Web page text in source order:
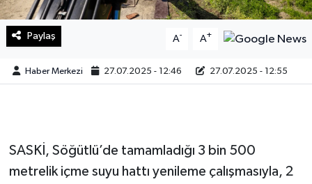
Paylaş A- A+
Haber Merkezi 27.07.2025 - 12:46 27.07.2025 - 12:55
SASKİ, Söğütlü’de tamamladığı 3 bin 500
metrelik içme suyu hattı yenileme çalışmasıyla, 2